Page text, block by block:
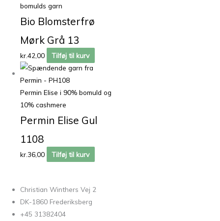
bomulds garn
Bio Blomsterfrø
Mørk Grå 13
kr.42,00 Tilføj til kurv
Permin Elise i 90% bomuld og
10% cashmere
Permin Elise Gul
1108
kr.36,00 Tilføj til kurv
Christian Winthers Vej 2
DK-1860 Frederiksberg
+45 31382404